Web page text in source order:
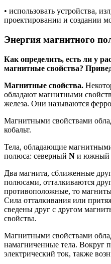
• использовать устройства,
проектировании и создании
Энергия магнитного
Как определить, есть ли у
магнитные свойства?
Магнитные свойства.
обладают магнитными
железа. Они называются
Магнитными свойствами
кобальт.
Тела, обладающие
полюса: северный N и южный
Два магнита, сближенные
полюсами, отталкиваются
противоположные, то
Сила отталкивания или
сведены друг с другом
свойства.
Магнитными свойствами
намагниченные тела. Вокруг
электрический ток, также